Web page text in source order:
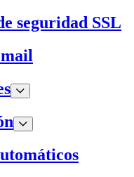
seguridad SSL